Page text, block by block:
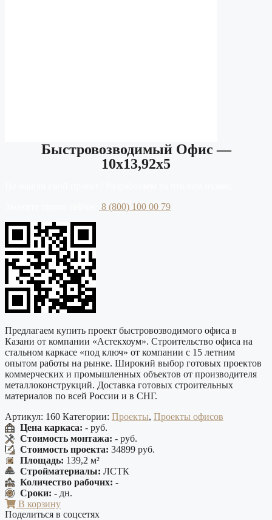
Быстровозводимый Офис —
10х13,92х5
8 (800) 100 00 79
Предлагаем купить проект быстровозводимого офиса в
Казани от компании «Астекхоум». Строительство офиса на
стальном каркасе «под ключ» от компании с 15 летним
опытом работы на рынке. Широкий выбор готовых проектов
коммерческих и промышленных объектов от производителя
металлоконструкций. Доставка готовых строительных
материалов по всей России и в СНГ.
Артикул: 160 Категории: Проекты, Проекты офисов
Цена каркаса: - руб.
Стоимость монтажа: - руб.
Стоимость проекта: 34899 руб.
Площадь: 139,2 м²
Стройматериалы: ЛСТК
Количество рабочих: -
Сроки: - дн.
В корзину
Поделиться в соцсетях